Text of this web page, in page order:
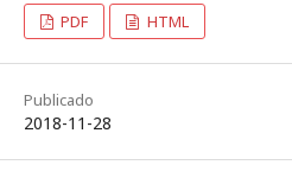
PDF HTML
Publicado
2018-11-28